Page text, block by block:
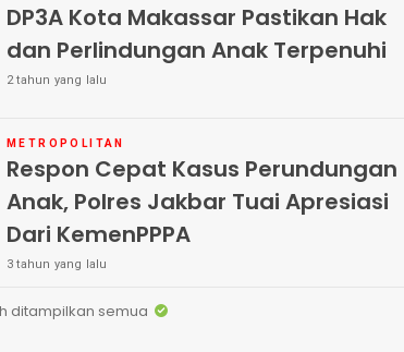
DP3A Kota Makassar Pastikan Hak
dan Perlindungan Anak Terpenuhi
2 tahun yang lalu
METROPOLITAN
Respon Cepat Kasus Perundungan
Anak, Polres Jakbar Tuai Apresiasi
Dari KemenPPPA
3 tahun yang lalu
ditampilkan semua